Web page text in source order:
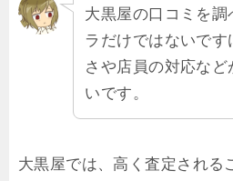
大黒屋の口コミを調
ラだけではないで
さや店員の対応な
いです。
大黒屋では、高く査定される